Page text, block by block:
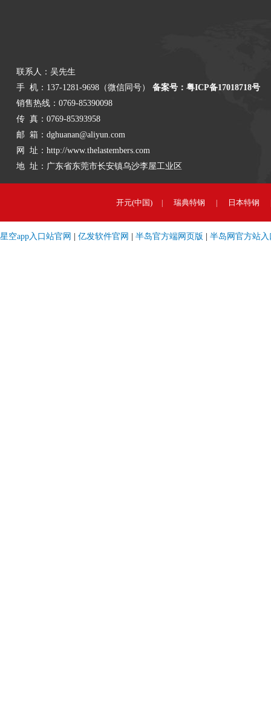
联系人：吴先生
手 机：137-1281-9698（微信同号） 备案号：粤ICP备17018718号
销售热线：0769-85390098
传 真：0769-85393958
邮 箱：dghuanan@aliyun.com
网 址：http://www.thelastembers.com
地 址：广东省东莞市长安镇乌沙李屋工业区
开元(中国) | 瑞典特钢 | 日本特钢
星空app入口站官网 | 亿发软件官网 | 半岛官方端网页版 | 半岛网官方站入